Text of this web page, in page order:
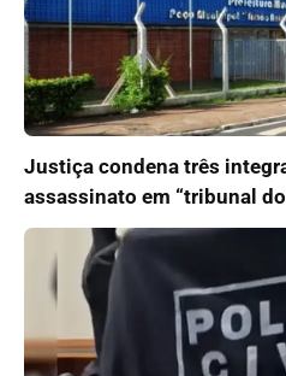
Justiça condena três
assassinato em “tribunal